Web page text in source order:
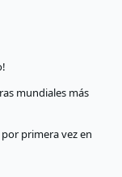
mundiales más
primera vez en